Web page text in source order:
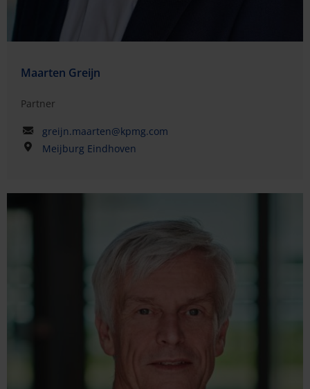
Maarten Greijn
Partner
greijn.maarten@kpmg.com
Meijburg Eindhoven